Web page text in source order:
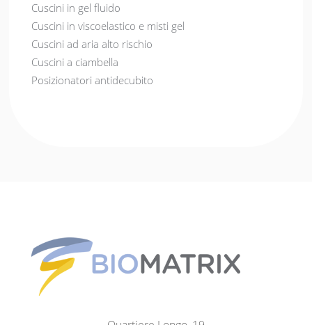
Cuscini in gel fluido
Cuscini in viscoelastico e misti gel
Cuscini ad aria alto rischio
Cuscini a ciambella
Posizionatori antidecubito